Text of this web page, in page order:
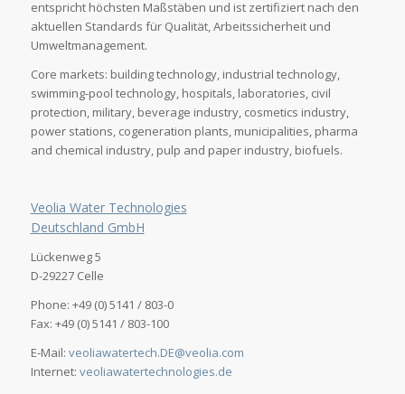
entspricht höchsten Maßstäben und ist zertifiziert nach den
aktuellen Standards für Qualität, Arbeitssicherheit und
Umweltmanagement.
Core markets: building technology, industrial technology,
swimming-pool technology, hospitals, laboratories, civil
protection, military, beverage industry, cosmetics industry,
power stations, cogeneration plants, municipalities, pharma
and chemical industry, pulp and paper industry, biofuels.
Veolia Water Technologies
Deutschland GmbH
Lückenweg 5
D-29227 Celle
Phone: +49 (0) 5141 / 803-0
Fax: +49 (0) 5141 / 803-100
E-Mail: veoliawatertech.DE@veolia.com
Internet: veoliawatertechnologies.de